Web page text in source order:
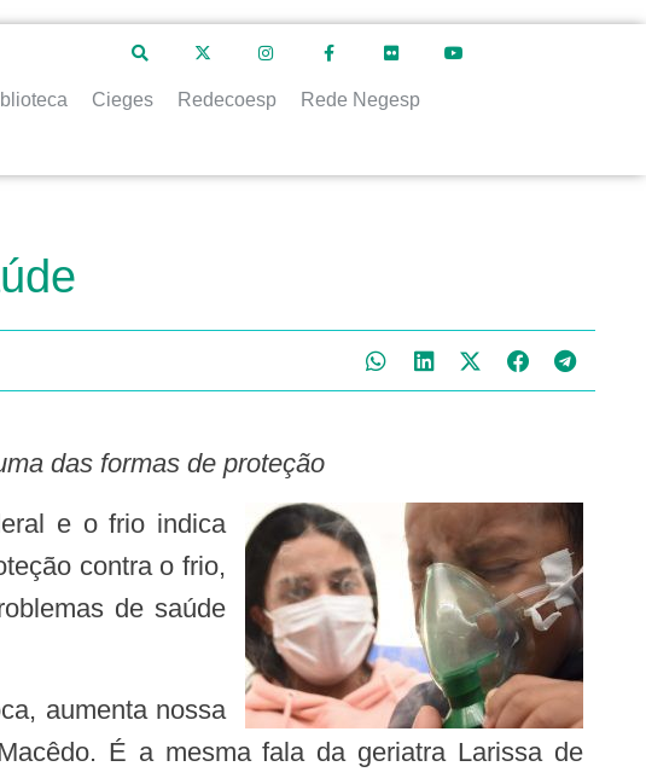
Cieges Redecoesp Rede Negesp
das formas de proteção
contra o frio,
de saúde
É a mesma fala da geriatra Larissa de